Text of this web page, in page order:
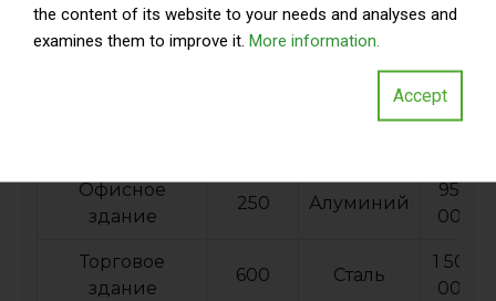
Промышленное
000
Сталь и
800
Офисное
здание
250 Алуминий
950
000
Торговое
здание
600 Сталь
1 500
000
the content of its website to your needs and analyses and
examines them to improve it. More information.
Accept